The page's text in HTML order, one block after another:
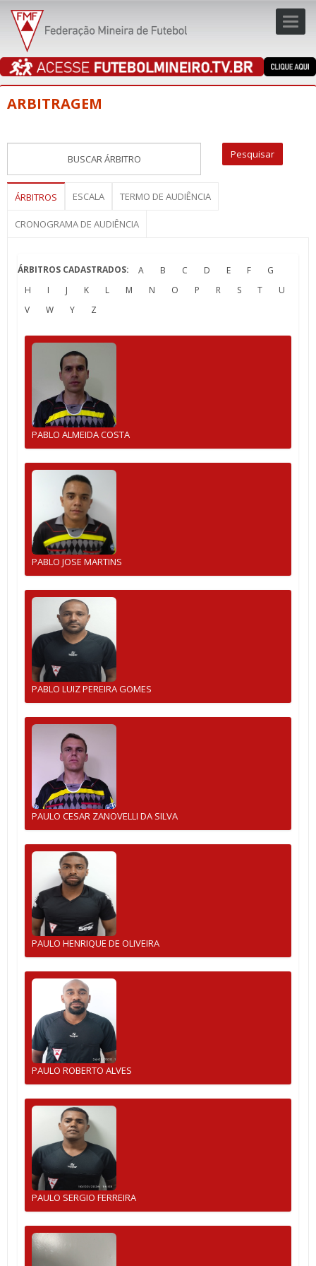
ARBITRAGEM
ÁRBITROS ESCALA TERMO DE AUDIÊNCIA
CRONOGRAMA DE AUDIÊNCIA
ÁRBITROS CADASTRADOS: A B C D E F
G
H
I J K L M N O P R S T
U
V
W Y Z
PABLO ALMEIDA COSTA
PABLO JOSE MARTINS
PABLO LUIZ PEREIRA GOMES
PAULO CESAR ZANOVELLI DA SILVA
PAULO HENRIQUE DE OLIVEIRA
PAULO ROBERTO ALVES
PAULO SERGIO FERREIRA